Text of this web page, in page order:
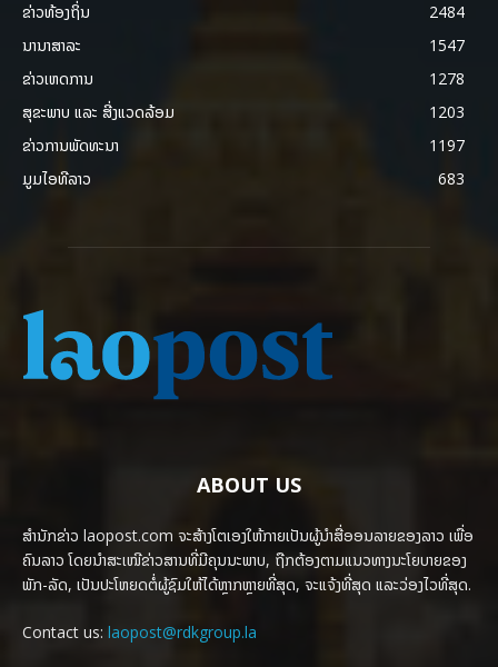
ຂ່າວທ້ອງຖິ່ນ
2484
ນານາສາລະ
1547
ຂ່າວເຫດການ
1278
ສຸຂະພາບ ແລະ ສີ່ງແວດລ້ອມ
1203
ຂ່າວການພັດທະນາ
1197
ມູມໄອທີລາວ
683
ABOUT US
ສຳນັກຂ່າວ laopost.com ຈະສ້າງໂຕເອງໃຫ້ກາຍເປັນຜູ້ນຳສື່ອອນລາຍຂອງລາວ ເພື່ອ
ຄົນລາວ ໂດຍນຳສະເໜີຂ່າວສານທີ່ມີຄຸນນະພາບ, ຖືກຕ້ອງຕາມແນວທາງນະໂຍບາຍຂອງ
ພັກ-ລັດ, ເປັນປະໂຫຍດຕໍ່ຜູ້ຊົມໃຫ້ໄດ້ຫຼາກຫຼາຍທີ່ສຸດ, ຈະແຈ້ງທີ່ສຸດ ແລະວ່ອງໄວທີ່ສຸດ.
Contact us: laopost@rdkgroup.la